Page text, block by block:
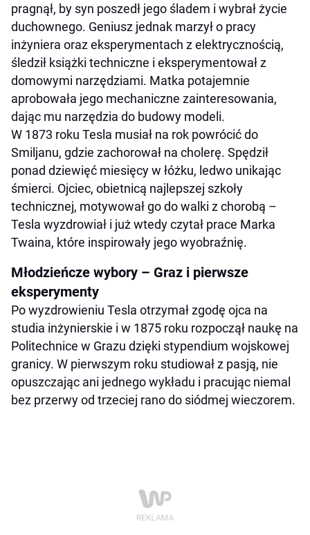
pragnął, by syn poszedł jego śladem i wybrał życie
duchownego. Geniusz jednak marzył o pracy
inżyniera oraz eksperymentach z elektrycznością,
śledził książki techniczne i eksperymentował z
domowymi narzędziami. Matka potajemnie
aprobowała jego mechaniczne zainteresowania,
dając mu narzędzia do budowy modeli.
W 1873 roku Tesla musiał na rok powrócić do
Smiljanu, gdzie zachorował na cholerę. Spędził
ponad dziewięć miesięcy w łóżku, ledwo unikając
śmierci. Ojciec, obietnicą najlepszej szkoły
technicznej, motywował go do walki z chorobą –
Tesla wyzdrowiał i już wtedy czytał prace Marka
Twaina, które inspirowały jego wyobraźnię.
Młodzieńcze wybory – Graz i pierwsze
eksperymenty
Po wyzdrowieniu Tesla otrzymał zgodę ojca na
studia inżynierskie i w 1875 roku rozpoczął naukę na
Politechnice w Grazu dzięki stypendium wojskowej
granicy. W pierwszym roku studiował z pasją, nie
opuszczając ani jednego wykładu i pracując niemal
bez przerwy od trzeciej rano do siódmej wieczorem.